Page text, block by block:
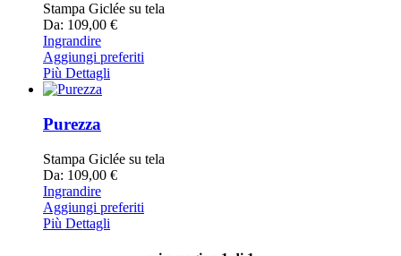
Stampa Giclée su tela
Da: 109,00 €
Ingrandire
Aggiungi preferiti
Più Dettagli
Purezza
Stampa Giclée su tela
Da: 109,00 €
Ingrandire
Aggiungi preferiti
Più Dettagli